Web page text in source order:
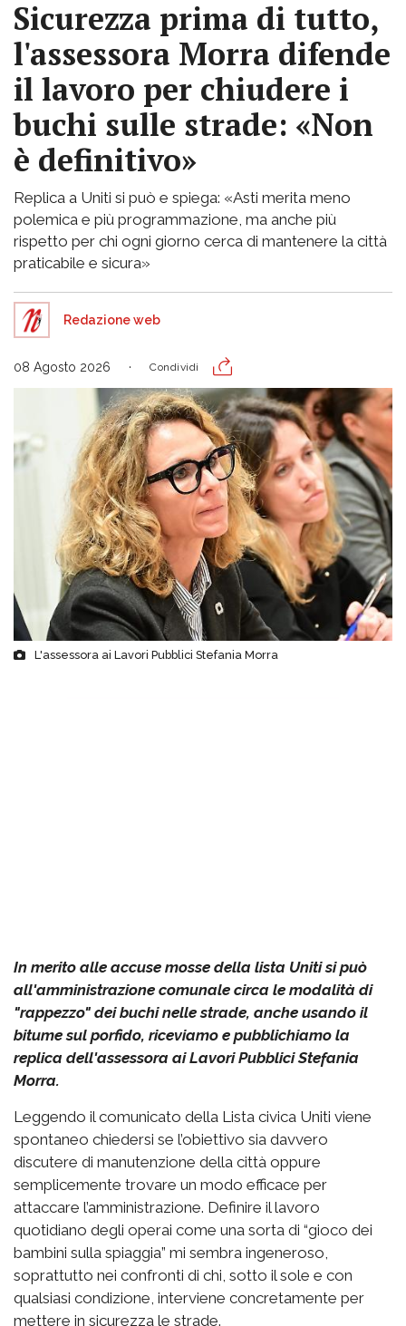
Sicurezza prima di tutto,
l'assessora Morra difende
il lavoro per chiudere i
buchi sulle strade: «Non
è definitivo»
Replica a Uniti si può e spiega: «Asti merita meno
polemica e più programmazione, ma anche più
rispetto per chi ogni giorno cerca di mantenere la città
praticabile e sicura»
Redazione web
08 Agosto 2026 Condividi
L'assessora ai Lavori Pubblici Stefania Morra
In merito alle accuse mosse della lista Uniti si può
all'amministrazione comunale circa le modalità di
"rappezzo" dei buchi nelle strade, anche usando il
bitume sul porfido, riceviamo e pubblichiamo la
replica dell'assessora ai Lavori Pubblici Stefania
Morra.
Leggendo il comunicato della Lista civica Uniti viene
spontaneo chiedersi se l’obiettivo sia davvero
discutere di manutenzione della città oppure
semplicemente trovare un modo efficace per
attaccare l’amministrazione. Definire il lavoro
quotidiano degli operai come una sorta di “gioco dei
bambini sulla spiaggia” mi sembra ingeneroso,
soprattutto nei confronti di chi, sotto il sole e con
qualsiasi condizione, interviene concretamente per
mettere in sicurezza le strade.